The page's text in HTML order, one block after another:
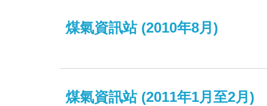
煤氣資訊站 (2010年8月)
煤氣資訊站 (2011年1月至2月)